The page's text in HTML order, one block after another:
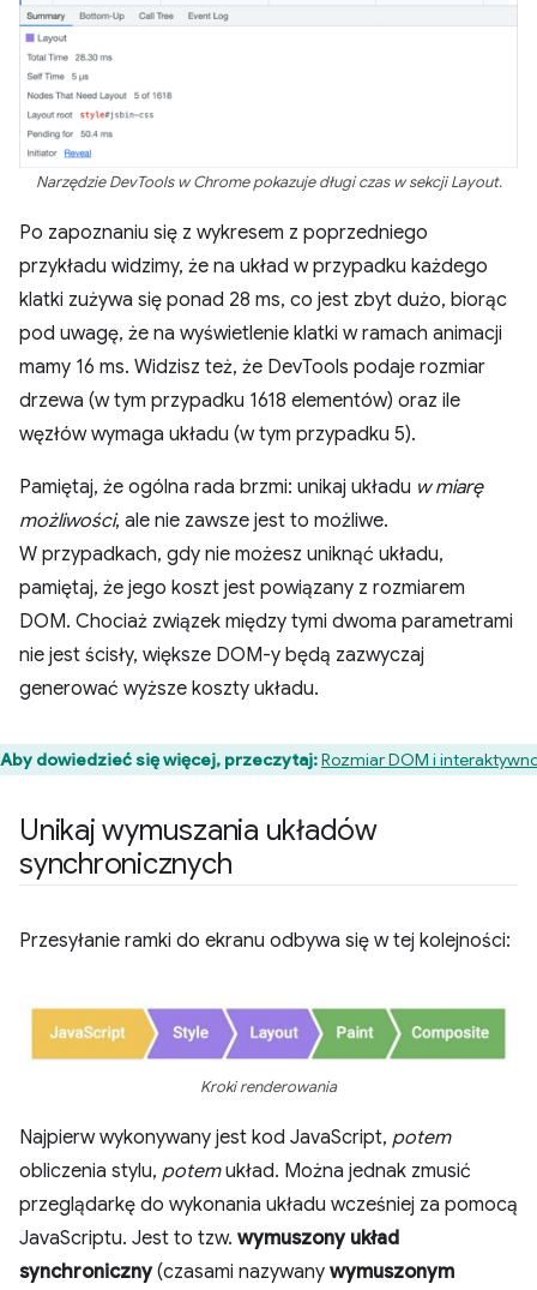
Narzędzie DevTools w Chrome pokazuje długi czas w sekcji Layout.
Po zapoznaniu się z wykresem z poprzedniego
przykładu widzimy, że na układ w przypadku każdego
klatki zużywa się ponad 28 ms, co jest zbyt dużo, biorąc
pod uwagę, że na wyświetlenie klatki w ramach animacji
mamy 16 ms. Widzisz też, że DevTools podaje rozmiar
drzewa (w tym przypadku 1618 elementów) oraz ile
węzłów wymaga układu (w tym przypadku 5).
Pamiętaj, że ogólna rada brzmi: unikaj układu w miarę
możliwości, ale nie zawsze jest to możliwe.
W przypadkach, gdy nie możesz uniknąć układu,
pamiętaj, że jego koszt jest powiązany z rozmiarem
DOM. Chociaż związek między tymi dwoma parametrami
nie jest ścisły, większe DOM-y będą zazwyczaj
generować wyższe koszty układu.
Aby dowiedzieć się więcej, przeczytaj:Rozmiar DOM i
Unikaj wymuszania układów
synchronicznych
Przesyłanie ramki do ekranu odbywa się w tej kolejności:
Kroki renderowania
Najpierw wykonywany jest kod JavaScript, potem
obliczenia stylu, potemukład. Można jednak zmusić
przeglądarkę do wykonania układu wcześniej za pomocą
JavaScriptu. Jest to tzw. wymuszony układ
synchroniczny(czasami nazywany wymuszonym